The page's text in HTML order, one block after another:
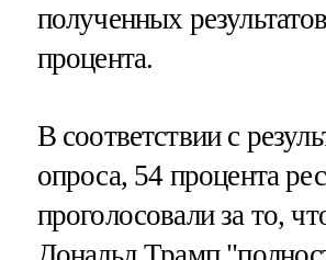
полученных
процента.
В соответствии с
опроса, 54 процента
проголосовали за то,